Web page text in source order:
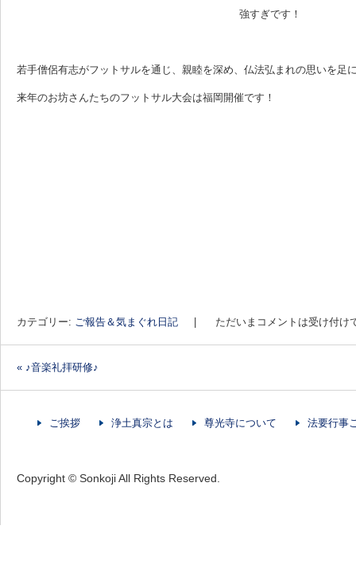
強すぎです！
若手僧侶有志がフットサルを通じ、親睦を深め、仏法弘まれの思いを足
来年のお坊さんたちのフットサル大会は福岡開催です！
カテゴリー: ご報告＆気まぐれ日記 ただいまコメントは受け付け
« ♪音楽礼拝研修♪
ご挨拶 浄土真宗とは 尊光寺について 法要行事
Copyright © Sonkoji All Rights Reserved.